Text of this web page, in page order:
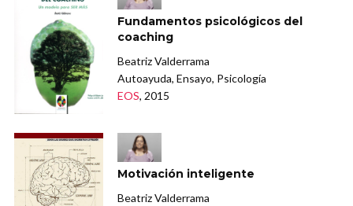
Fundamentos psicológicos del
coaching
Beatriz Valderrama
Autoayuda, Ensayo, Psicología
EOS, 2015
Motivación inteligente
Beatriz Valderrama